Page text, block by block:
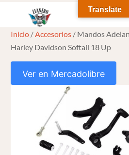
content
Inicio /Accesorios / Mandos
Harley Davidson Softail 18 Up
Ver en Mercadolibre
Translate